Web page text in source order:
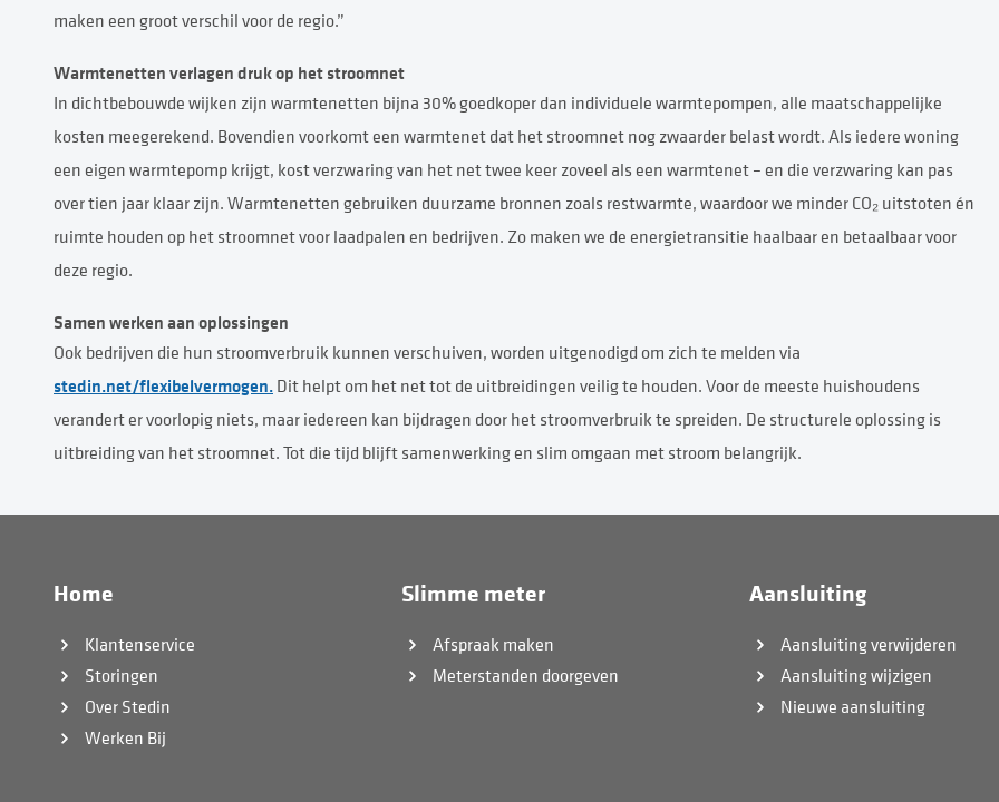
maken een groot verschil voor de regio.”
Warmtenetten verlagen druk op het stroomnet
In dichtbebouwde wijken zijn warmtenetten bijna 30% goedkoper dan individuele warmtepompen, alle maatschappelijke
kosten meegerekend. Bovendien voorkomt een warmtenet dat het stroomnet nog zwaarder belast wordt. Als iedere woning
een eigen warmtepomp krijgt, kost verzwaring van het net twee keer zoveel als een warmtenet – en die verzwaring kan pas
over tien jaar klaar zijn. Warmtenetten gebruiken duurzame bronnen zoals restwarmte, waardoor we minder CO₂ uitstoten én
ruimte houden op het stroomnet voor laadpalen en bedrijven. Zo maken we de energietransitie haalbaar en betaalbaar voor
deze regio.
Samen werken aan oplossingen
Ook bedrijven die hun stroomverbruik kunnen verschuiven, worden uitgenodigd om zich te melden via
stedin.net/flexibelvermogen. Dit helpt om het net tot de uitbreidingen veilig te houden. Voor de meeste huishoudens
verandert er voorlopig niets, maar iedereen kan bijdragen door het stroomverbruik te spreiden. De structurele oplossing is
uitbreiding van het stroomnet. Tot die tijd blijft samenwerking en slim omgaan met stroom belangrijk.
Home
Klantenservice
Storingen
Over Stedin
Werken Bij
Slimme meter
Afspraak maken
Meterstanden doorgeven
Aansluiting
Aansluiting verwijderen
Aansluiting wijzigen
Nieuwe aansluiting